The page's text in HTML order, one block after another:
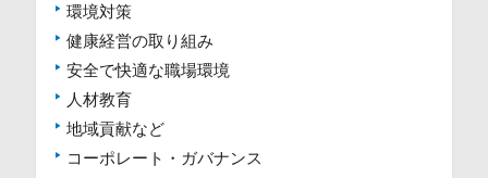
環境対策
健康経営の取り組み
安全で快適な職場環境
人材教育
地域貢献など
コーポレート・ガバナンス